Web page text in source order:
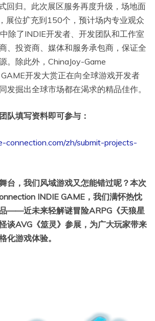
回归。此次展区服务再度升级，场地面
展位扩充到150个，预计场内专业观众
除了INDIE开发者、开发团队和工作室
、投资商、媒体和服务承包商，保证全
。除此外，ChinaJoy-Game
开发大赏正在向全球游戏开发者
发掘出全球市场都在渴求的精品佳作。
队填写资料即可参与：
connection.com/zh/submit-projects-
台，我们风域游戏又怎能错过呢？本次
INDIE GAME，我们满怀热忱
——近未来轻解谜冒险ARPG《天狼星
谈AVG《筮灵》参展，为广大玩家带来
化游戏体验。